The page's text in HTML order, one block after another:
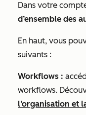
Dans votre
d’ensemble des
En haut, vous
suivants :
Workflows :
workflows.
l’organisation et